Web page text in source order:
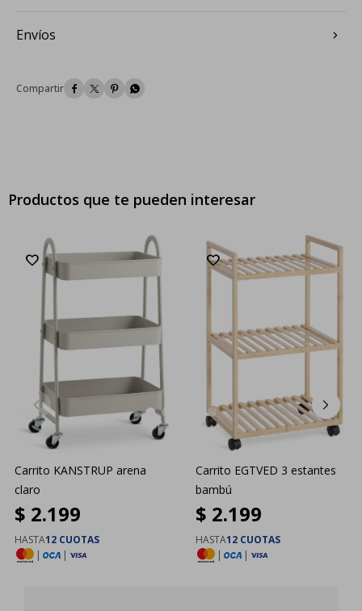
Envíos
   
Productos que te pueden interesar
Carrito KANSTRUP arena
claro
$ 2.199
HASTA12 CUOTAS
|
|
Carrito EGTVED 3 estantes
bambú
$ 2.199
HASTA12 CUOTAS
|
|